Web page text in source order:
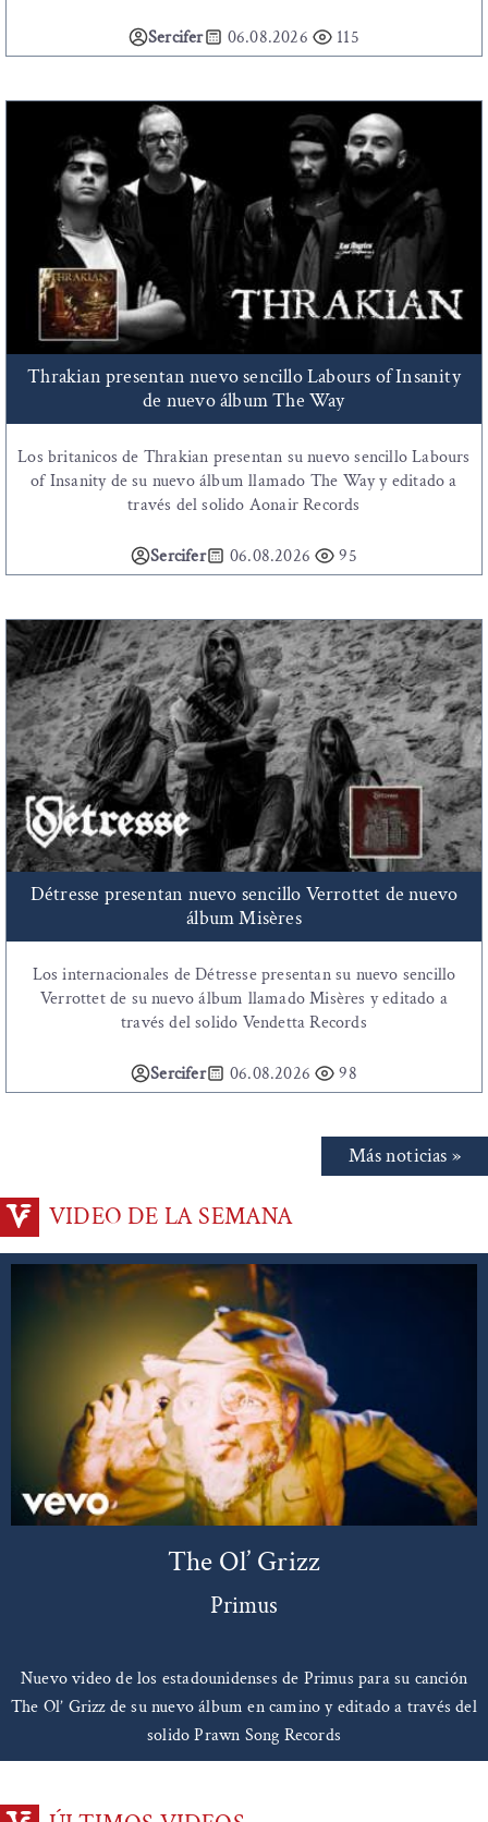
Sercifer 06.08.2026 115
Thrakian presentan nuevo sencillo Labours of Insanity
de nuevo álbum The Way
Los britanicos de Thrakian presentan su nuevo sencillo Labours
of Insanity de su nuevo álbum llamado The Way y editado a
través del solido Aonair Records
Sercifer 06.08.2026 95
Détresse presentan nuevo sencillo Verrottet de nuevo
álbum Misères
Los internacionales de Détresse presentan su nuevo sencillo
Verrottet de su nuevo álbum llamado Misères y editado a
través del solido Vendetta Records
Sercifer 06.08.2026 98
Más noticias »
VIDEO DE LA SEMANA
The Ol’ Grizz
Primus
Nuevo video de los estadounidenses de Primus para su canción
The Ol’ Grizz de su nuevo álbum en camino y editado a través del
solido Prawn Song Records